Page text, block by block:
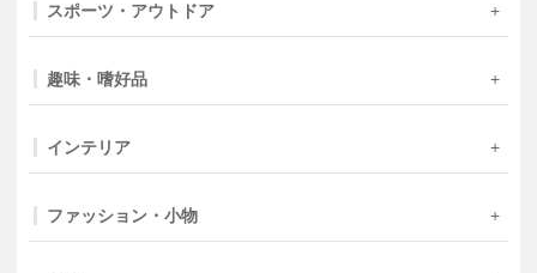
スポーツ・アウトドア
趣味・嗜好品
インテリア
ファッション・小物